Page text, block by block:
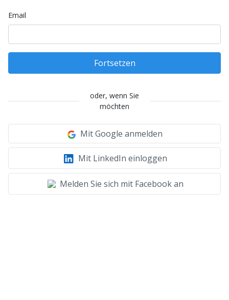
Email
Fortsetzen
oder, wenn Sie
möchten
Mit Google anmelden
Mit LinkedIn einloggen
Melden Sie sich mit Facebook an